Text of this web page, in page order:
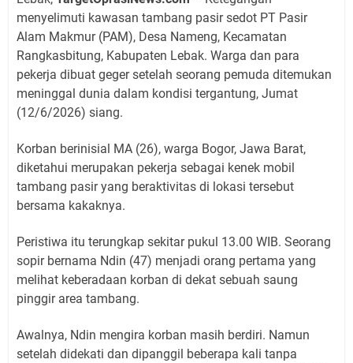
menyelimuti kawasan tambang pasir sedot PT Pasir
Alam Makmur (PAM), Desa Nameng, Kecamatan
Rangkasbitung, Kabupaten Lebak. Warga dan para
pekerja dibuat geger setelah seorang pemuda ditemukan
meninggal dunia dalam kondisi tergantung, Jumat
(12/6/2026) siang.
Korban berinisial MA (26), warga Bogor, Jawa Barat,
diketahui merupakan pekerja sebagai kenek mobil
tambang pasir yang beraktivitas di lokasi tersebut
bersama kakaknya.
Peristiwa itu terungkap sekitar pukul 13.00 WIB. Seorang
sopir bernama Ndin (47) menjadi orang pertama yang
melihat keberadaan korban di dekat sebuah saung
pinggir area tambang.
Awalnya, Ndin mengira korban masih berdiri. Namun
setelah didekati dan dipanggil beberapa kali tanpa